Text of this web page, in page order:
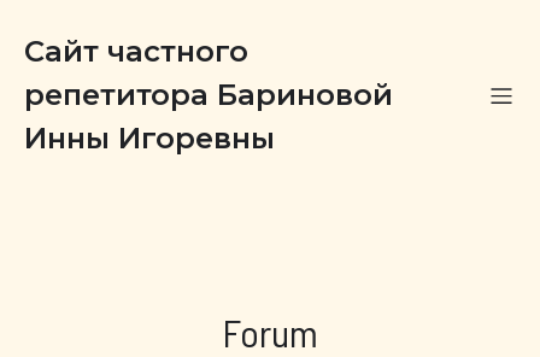
Сайт частного
репетитора Бариновой
Инны Игоревны
Forum